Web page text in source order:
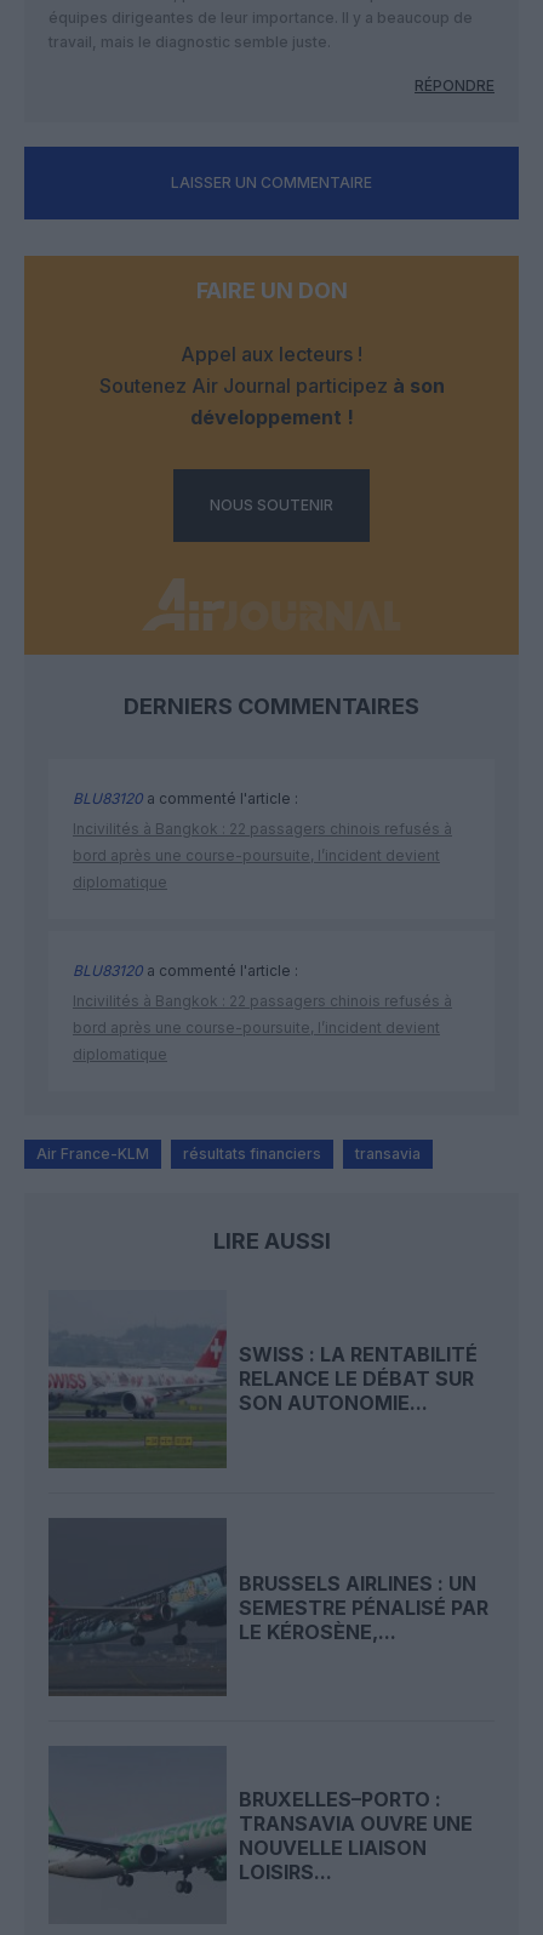
équipes dirigeantes de leur importance. Il y a beaucoup de
travail, mais le diagnostic semble juste.
RÉPONDRE
LAISSER UN COMMENTAIRE
FAIRE UN DON
Appel aux lecteurs !
Soutenez Air Journal participez à son
développement !
NOUS SOUTENIR
DERNIERS COMMENTAIRES
BLU83120 a commenté l'article :
Incivilités à Bangkok : 22 passagers chinois refusés à
bord après une course-poursuite, l’incident devient
diplomatique
BLU83120 a commenté l'article :
Incivilités à Bangkok : 22 passagers chinois refusés à
bord après une course-poursuite, l’incident devient
diplomatique
Air France-KLM résultats financiers transavia
LIRE AUSSI
SWISS : LA RENTABILITÉ
RELANCE LE DÉBAT SUR
SON AUTONOMIE...
BRUSSELS AIRLINES : UN
SEMESTRE PÉNALISÉ PAR
LE KÉROSÈNE,...
BRUXELLES–PORTO :
TRANSAVIA OUVRE UNE
NOUVELLE LIAISON
LOISIRS...